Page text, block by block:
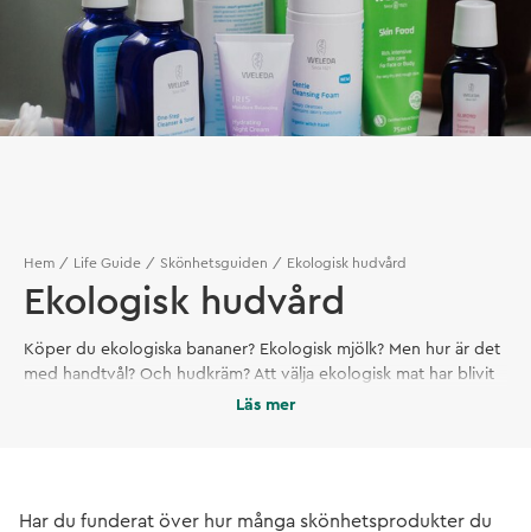
Hem Life Guide Skönhetsguiden Ekologisk hudvård
Ekologisk hudvård
Köper du ekologiska bananer? Ekologisk mjölk? Men hur är det
med handtvål? Och hudkräm? Att välja ekologisk mat har blivit
ett naturligt val för många. Det borde vara lika självklart med
Läs mer
Har du funderat över hur många skönhetsprodukter du